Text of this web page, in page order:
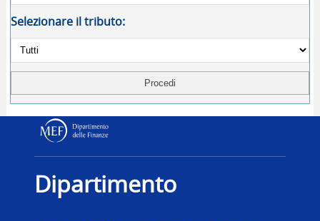
Selezionare il tributo:
Dipartimento delle
Dipartimento